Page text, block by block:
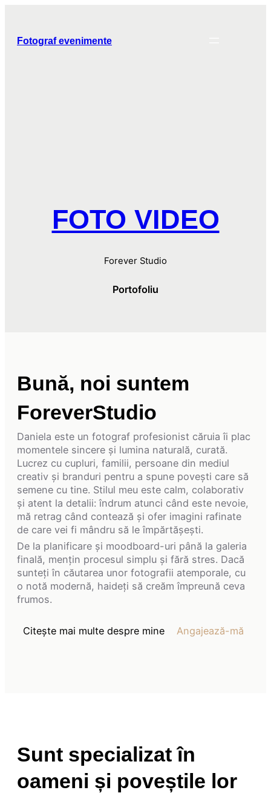
content
Fotograf evenimente
FOTO VIDEO
Forever Studio
Portofoliu
Bună, noi suntem
ForeverStudio
Daniela este un fotograf profesionist căruia îi plac
momentele sincere și lumina naturală, curată.
Lucrez cu cupluri, familii, persoane din mediul
creativ și branduri pentru a spune povești care să
semene cu tine. Stilul meu este calm, colaborativ
și atent la detalii: îndrum atunci când este nevoie,
mă retrag când contează și ofer imagini rafinate
de care vei fi mândru să le împărtășești.
De la planificare și moodboard-uri până la galeria
finală, mențin procesul simplu și fără stres. Dacă
sunteți în căutarea unor fotografii atemporale, cu
o notă modernă, haideți să creăm împreună ceva
frumos.
Citește mai multe despre mine Angajează-mă
Sunt specializat în
oameni și poveștile lor